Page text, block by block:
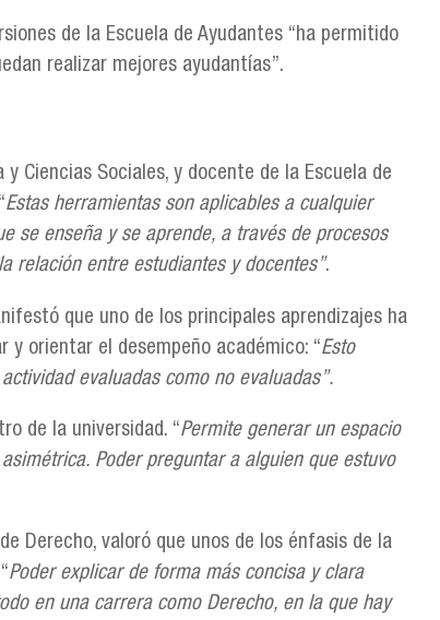
de la Escuela de Ayudantes “ha permitido
realizar mejores ayudantías”.
Ciencias Sociales, y docente de la Escuela de
Estas herramientas son aplicables a cualquier
se enseña y se aprende, a través de procesos
relación entre estudiantes y docentes”.
que uno de los principales aprendizajes ha
y orientar el desempeño académico: “Esto
evaluadas como no evaluadas”.
de la universidad. “Permite generar un espacio
Poder preguntar a alguien que estuvo
Derecho, valoró que unos de los énfasis de la
Poder explicar de forma más concisa y clara
en una carrera como Derecho, en la que hay